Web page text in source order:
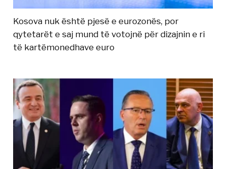
Kosova nuk është pjesë e eurozonës, por
qytetarët e saj mund të votojnë për dizajnin e ri
të kartëmonedhave euro